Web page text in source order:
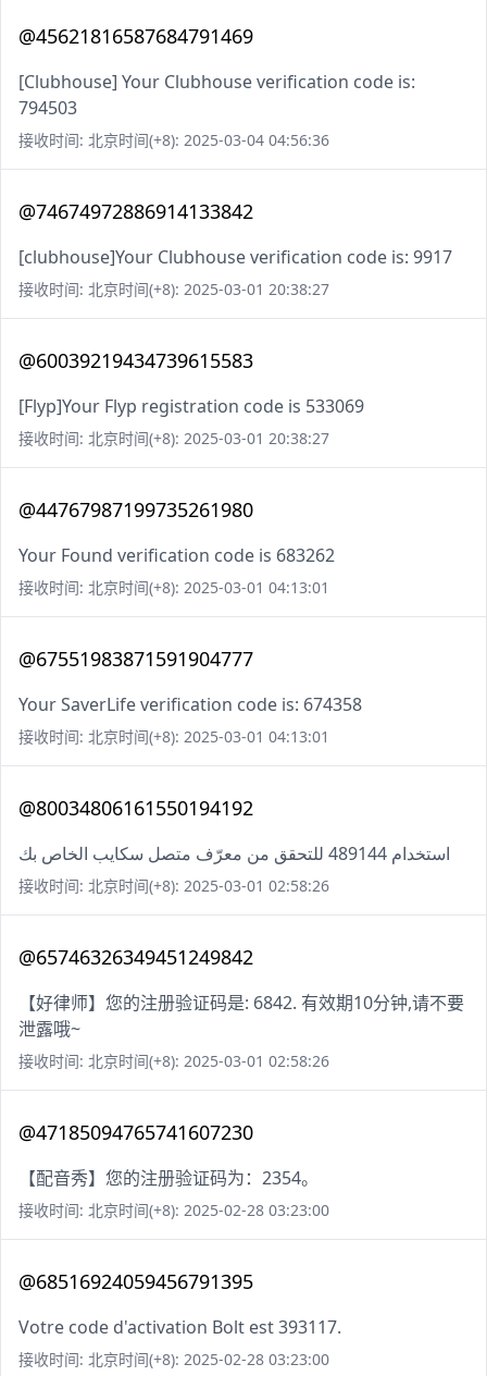
@45621816587684791469
[Clubhouse] Your Clubhouse verification code is:
794503
接收时间: 北京时间(+8): 2025-03-04 04:56:36
@74674972886914133842
[clubhouse]Your Clubhouse verification code is: 9917
接收时间: 北京时间(+8): 2025-03-01 20:38:27
@60039219434739615583
[Flyp]Your Flyp registration code is 533069
接收时间: 北京时间(+8): 2025-03-01 20:38:27
@44767987199735261980
Your Found verification code is 683262
接收时间: 北京时间(+8): 2025-03-01 04:13:01
@67551983871591904777
Your SaverLife verification code is: 674358
接收时间: 北京时间(+8): 2025-03-01 04:13:01
@80034806161550194192
استخدام 489144 للتحقق من معرّف متصل سكايب الخاص بك
接收时间: 北京时间(+8): 2025-03-01 02:58:26
@65746326349451249842
【好律师】您的注册验证码是: 6842. 有效期10分钟,请不要
泄露哦~
接收时间: 北京时间(+8): 2025-03-01 02:58:26
@47185094765741607230
【配音秀】您的注册验证码为：2354。
接收时间: 北京时间(+8): 2025-02-28 03:23:00
@68516924059456791395
Votre code d'activation Bolt est 393117.
接收时间: 北京时间(+8): 2025-02-28 03:23:00